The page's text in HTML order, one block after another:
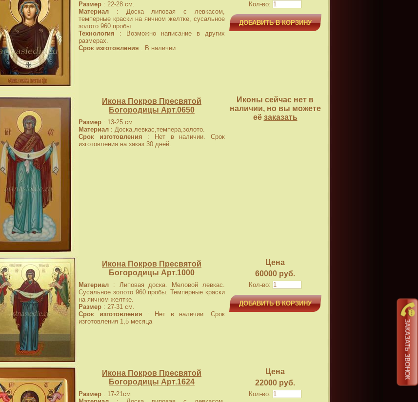
Размер : 22-28 см.
Материал : Доска липовая с левкасом,
темперные краски на яичном желтке, сусальное
золото 960 пробы.
Технология : Возможно написание в других
размерах.
Срок изготовления : В наличии
Кол-во:
ДОБАВИТЬ В КОРЗИНУ
Икона Покров Пресвятой
Богородицы Арт.0650
Размер : 13-25 см.
Материал : Доска,левкас,темпера,золото.
Срок изготовления : Нет в наличии. Срок
изготовления на заказ 30 дней.
Иконы сейчас нет в
наличии, но вы можете
её заказать
Икона Покров Пресвятой
Богородицы Арт.1000
Материал : Липовая доска. Меловой левкас.
Сусальное золото 960 пробы. Темперные краски
на яичном желтке.
Размер : 27-31 см.
Срок изготовления : Нет в наличии. Срок
изготовления 1,5 месяца
Цена
60000 руб.
Кол-во:
ДОБАВИТЬ В КОРЗИНУ
Икона Покров Пресвятой
Богородицы Арт.1624
Размер : 17-21см
Цена
22000 руб.
Кол-во:
ЗАКАЗАТЬ ЗВОНОК